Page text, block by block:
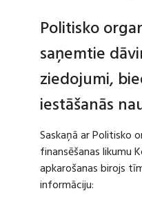
Politisko
saņemtie
ziedojumi,
iestāšanās
Saskaņā ar Politisko
finansēšanas likumu
apkarošanas birojs
informāciju: